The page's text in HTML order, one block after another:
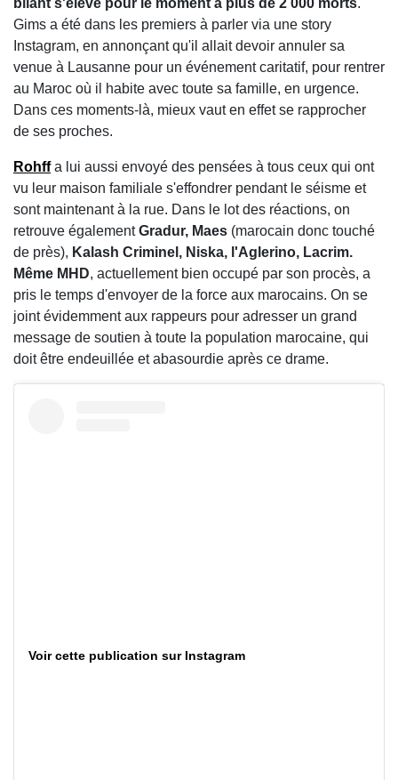
bilant s'élève pour le moment à plus de 2 000 morts.
Gims a été dans les premiers à parler via une story
Instagram, en annonçant qu'il allait devoir annuler sa
venue à Lausanne pour un événement caritatif, pour rentrer
au Maroc où il habite avec toute sa famille, en urgence.
Dans ces moments-là, mieux vaut en effet se rapprocher
de ses proches.
Rohffa lui aussi envoyé des pensées à tous ceux qui ont
vu leur maison familiale s'effondrer pendant le séisme et
sont maintenant à la rue. Dans le lot des réactions, on
retrouve égalementGradur, Maes (marocain donc touché
de près), Kalash Criminel, Niska, l'Aglerino, Lacrim.
Même MHD, actuellement bien occupé par son procès, a
pris le temps d'envoyer de la force aux marocains. On se
joint évidemment aux rappeurs pour adresser un grand
message de soutien à toute la population marocaine, qui
doit être endeuillée et abasourdie après ce drame.
Voir cette publication sur Instagram